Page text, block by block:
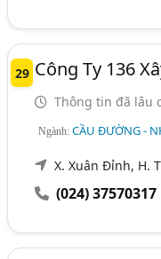
29 Công Ty 136
Thông tin đã lâu
Ngành:CẦU ĐƯỜNG -
X. Xuân Đỉnh, H.
(024) 37570317